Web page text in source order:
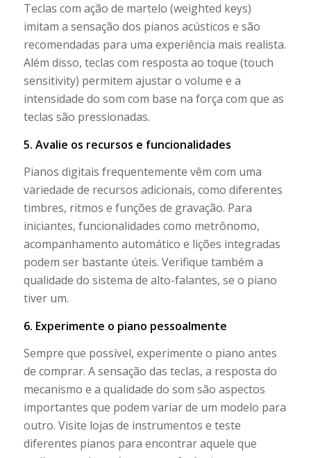
Teclas com ação de martelo (weighted keys)
imitam a sensação dos pianos acústicos e são
recomendadas para uma experiência mais realista.
Além disso, teclas com resposta ao toque (touch
sensitivity) permitem ajustar o volume e a
intensidade do som com base na força com que as
teclas são pressionadas.
5. Avalie os recursos e funcionalidades
Pianos digitais frequentemente vêm com uma
variedade de recursos adicionais, como diferentes
timbres, ritmos e funções de gravação. Para
iniciantes, funcionalidades como metrônomo,
acompanhamento automático e lições integradas
podem ser bastante úteis. Verifique também a
qualidade do sistema de alto-falantes, se o piano
tiver um.
6. Experimente o piano pessoalmente
Sempre que possível, experimente o piano antes
de comprar. A sensação das teclas, a resposta do
mecanismo e a qualidade do som são aspectos
importantes que podem variar de um modelo para
outro. Visite lojas de instrumentos e teste
diferentes pianos para encontrar aquele que